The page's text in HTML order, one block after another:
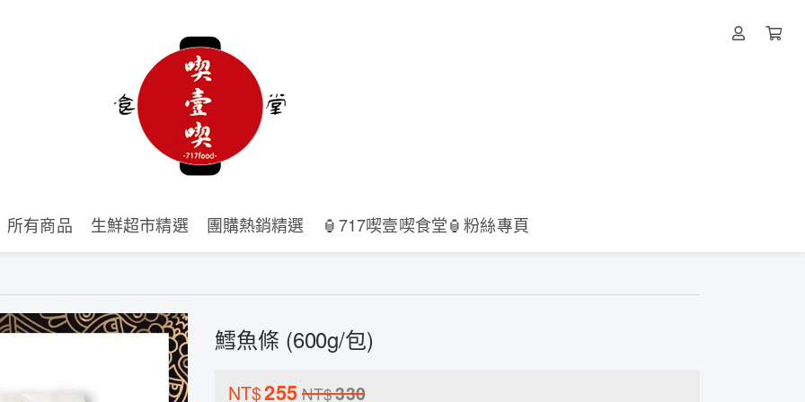
所有商品 生鮮超市精選 團購熱銷精選 🏮717喫壹喫食堂🏮粉絲專頁
鱈魚條 (600g/包)
NT$255 NT$330